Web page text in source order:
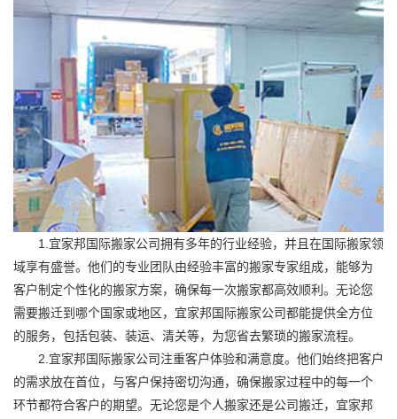
1. 宜家邦国际搬家公司拥有多年的行业经验，并且在国际搬家领
域享有盛誉。他们的专业团队由经验丰富的搬家专家组成，能够为
客户制定个性化的搬家方案，确保每一次搬家都高效顺利。无论您
需要搬迁到哪个国家或地区， 宜家邦国际搬家公司都能提供全方位
的服务，包括包装、装运、清关等，为您省去繁琐的搬家流程。
2. 宜家邦国际搬家公司注重客户体验和满意度。他们始终把客户
的需求放在首位，与客户保持密切沟通，确保搬家过程中的每一个
环节都符合客户的期望。无论您是个人搬家还是公司搬迁， 宜家邦